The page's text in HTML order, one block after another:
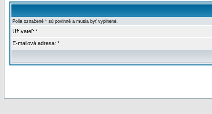
Polia označené * sú povinné a musia byť vyplnené.
Užívateľ: *
E-mailová adresa: *